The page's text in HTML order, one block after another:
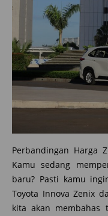
Perbandingan Harga
Kamu sedang
baru? Pasti kamu
Toyota Innova Zenix
kita akan membahas